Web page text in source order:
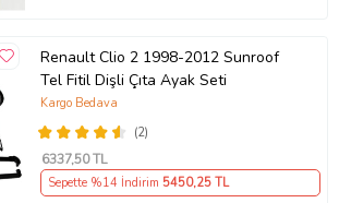
Renault Clio 2 1998-2012 Sunroof
Tel Fitil Dişli Çıta Ayak Seti
(2)
Kargo Bedava
6337,50 TL
Sepette %14 İndirim 5450,25 TL